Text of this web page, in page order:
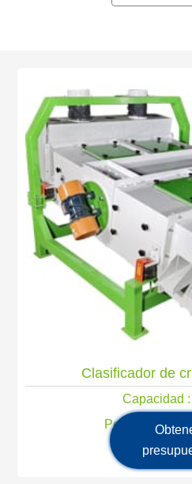
Clasificador de
Capacidad :
Potencia